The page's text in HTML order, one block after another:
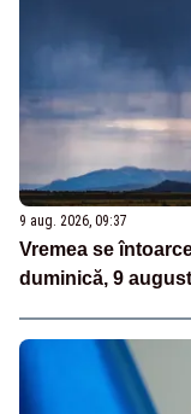
9 aug. 2026, 09:37
Vremea se
duminică, 9 august